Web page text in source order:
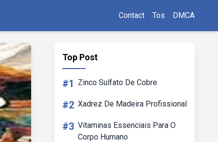
Contact Tos DMCA
Top Post
#1 Zinco Sulfato De Cobre
#2 Xadrez De Madeira Profissional
#3 Vitaminas Essenciais Para O
Corpo Humano